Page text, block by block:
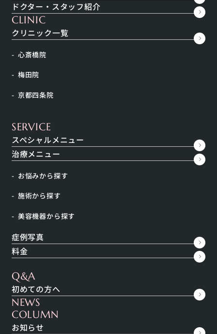
ドクター・スタッフ紹介
CLINIC
クリニック一覧
心斎橋院
梅田院
京都四条院
SERVICE
スペシャルメニュー
治療メニュー
お悩みから探す
施術から探す
美容機器から探す
症例写真
料金
Q&A
初めての方へ
NEWS
COLUMN
お知らせ
お悩みから探す
すべて
インナーケア
キーワードで探す
絞込結果：
2023.11.30
顔のたるみ改善に効果的なインディバの施術方法